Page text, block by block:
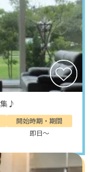
♪
開始時期・期間
即日～